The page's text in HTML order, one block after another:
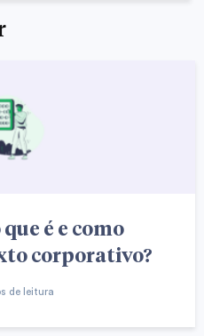
é e como
corporativo?
de leitura